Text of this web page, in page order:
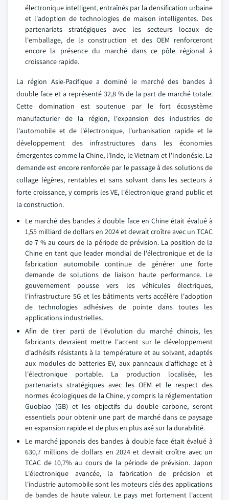
électronique intelligent, entraînés par la densification urbaine
et l'adoption de technologies de maison intelligentes. Des
partenariats stratégiques avec les secteurs locaux de
l'emballage, de la construction et des OEM renforceront
encore la présence du marché dans ce pôle régional à
croissance rapide.
La région Asie-Pacifique a dominé le marché des bandes à
double face et a représenté 32,8 % de la part de marché totale.
Cette domination est soutenue par le fort écosystème
manufacturier de la région, l'expansion des industries de
l'automobile et de l'électronique, l'urbanisation rapide et le
développement des infrastructures dans les économies
émergentes comme la Chine, l'Inde, le Vietnam et l'Indonésie. La
demande est encore renforcée par le passage à des solutions de
collage légères, rentables et sans solvant dans les secteurs à
forte croissance, y compris les VE, l'électronique grand public et
la construction.
Le marché des bandes à double face en Chine était évalué à
1,55 milliard de dollars en 2024 et devrait croître avec un TCAC
de 7 % au cours de la période de prévision. La position de la
Chine en tant que leader mondial de l'électronique et de la
fabrication automobile continue de générer une forte
demande de solutions de liaison haute performance. Le
gouvernement pousse vers les véhicules électriques,
l'infrastructure 5G et les bâtiments verts accélère l'adoption
de technologies adhésives de pointe dans toutes les
applications industrielles.
Afin de tirer parti de l'évolution du marché chinois, les
fabricants devraient mettre l'accent sur le développement
d'adhésifs résistants à la température et au solvant, adaptés
aux modules de batteries EV, aux panneaux d'affichage et à
l'électronique portable. La production localisée, les
partenariats stratégiques avec les OEM et le respect des
normes écologiques de la Chine, y compris la réglementation
Guobiao (GB) et les objectifs du double carbone, seront
essentiels pour obtenir une part de marché dans ce paysage
en expansion rapide et de plus en plus axé sur la durabilité.
Le marché japonais des bandes à double face était évalué à
630,7 millions de dollars en 2024 et devrait croître avec un
TCAC de 10,7% au cours de la période de prévision. Japon
L'électronique avancée, la fabrication de précision et
l'industrie automobile sont les moteurs clés des applications
de bandes de haute valeur. Le pays met fortement l'accent